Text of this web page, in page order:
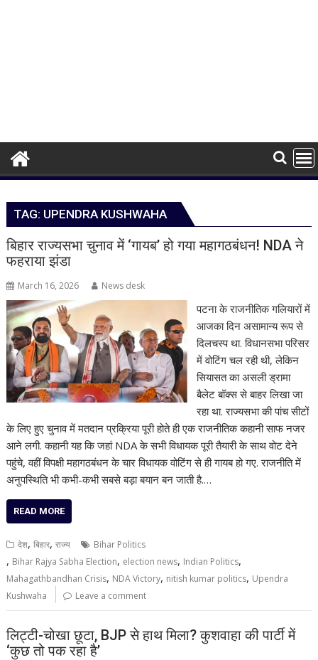
TAG: UPENDRA KUSHWAHA
बिहार राज्यसभा चुनाव में ‘गायब’ हो गया महागठबंधन! NDA ने
फहराया झंडा
March 16, 2026 News desk
पटना के राजनीतिक गलियारों में
आजका दिन असामान्य रूप से
दिलचस्प था. विधानसभा परिसर
में वोटिंग चल रही थी, लेकिन
सियासत का असली ड्रामा
बैलेट बॉक्स से बाहर लिखा जा
रहा था. राज्यसभा की पांच सीटों
के लिए हुए चुनाव में मतदान प्रक्रिया पूरी होते ही एक राजनीतिक कहानी साफ नजर
आने लगी. कहानी यह कि जहां NDA के सभी विधायक पूरी तैयारी के साथ वोट देने
पहुंचे, वहीं विपक्षी महागठबंधन के चार विधायक वोटिंग से ही गायब हो गए. राजनीति में
अनुपस्थिति भी कभी-कभी सबसे बड़ा बयान बन जाती है.…
READ MORE
देश,बिहार,राज्य Bihar Politics
, Bihar Rajya Sabha Election, election news, Indian Politics,
Mahagathbandhan Crisis, NDA Victory, nitish kumar politics, Upendra
Kushwaha
Leave a comment
लिट्टी-चोखा छूटा, BJP से हाथ मिला? कुशवाहा की पार्टी में
‘कुछ तो पक रहा है’